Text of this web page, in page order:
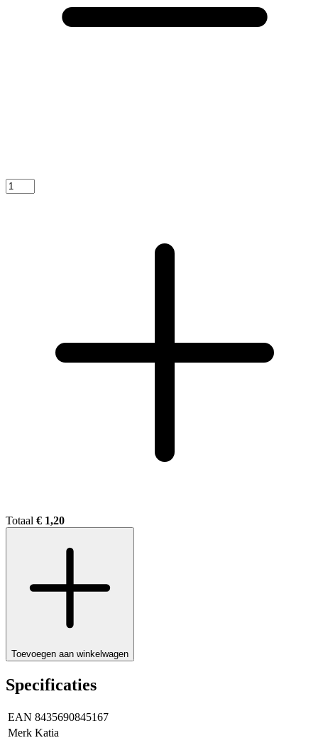
Totaal € 1,20
Toevoegen aan winkelwagen
Specificaties
EAN 8435690845167
Merk Katia